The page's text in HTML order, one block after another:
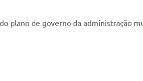
plano de governo da administração